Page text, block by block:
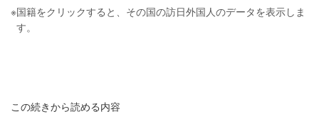
※国籍をクリックすると、その国の訪日外国人のデータを表示しま
す。
この続きから読める内容